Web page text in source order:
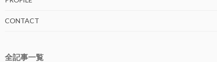
CONTACT
全記事一覧